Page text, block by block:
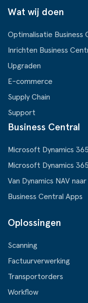
Wat wij doen
Optimalisatie Business
Inrichten Business
Upgraden
E-commerce
Supply Chain
Support
Business Central
Microsoft Dynamics 365
Microsoft Dynamics
Van Dynamics NAV
Business Central Apps
Oplossingen
Scanning
Factuurverwerking
Transportorders
Workflow